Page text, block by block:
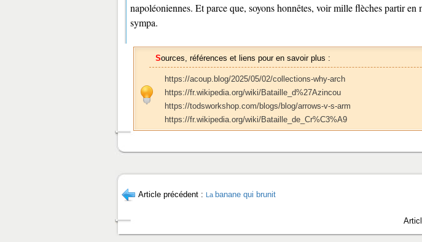
napoléoniennes. Et parce que, soyons honnêtes, voir mille flèches partir en
sympa.
Sources, références et liens pour en savoir plus :
https://acoup.blog/2025/05/02/collections-why-arch
https://fr.wikipedia.org/wiki/Bataille_d%27Azincou
https://todsworkshop.com/blogs/blog/arrows-v-s-arm
https://fr.wikipedia.org/wiki/Bataille_de_Cr%C3%A9
Article précédent : La banane qui brunit